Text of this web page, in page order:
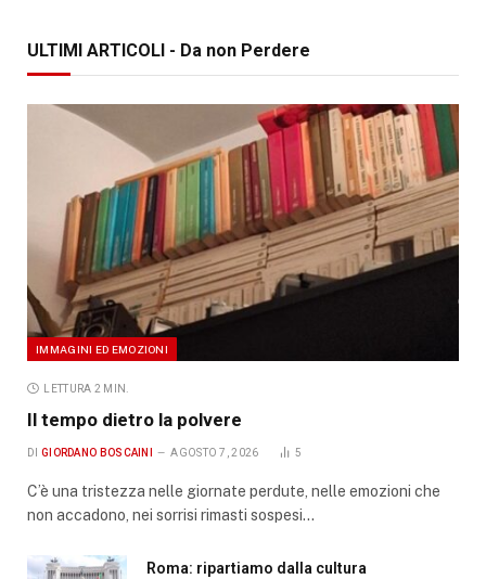
ULTIMI ARTICOLI - Da non Perdere
IMMAGINI ED EMOZIONI
LETTURA 2 MIN.
Il tempo dietro la polvere
DI GIORDANO BOSCAINI AGOSTO 7, 2026 5
C’è una tristezza nelle giornate perdute, nelle emozioni che
non accadono, nei sorrisi rimasti sospesi…
Roma: ripartiamo dalla cultura